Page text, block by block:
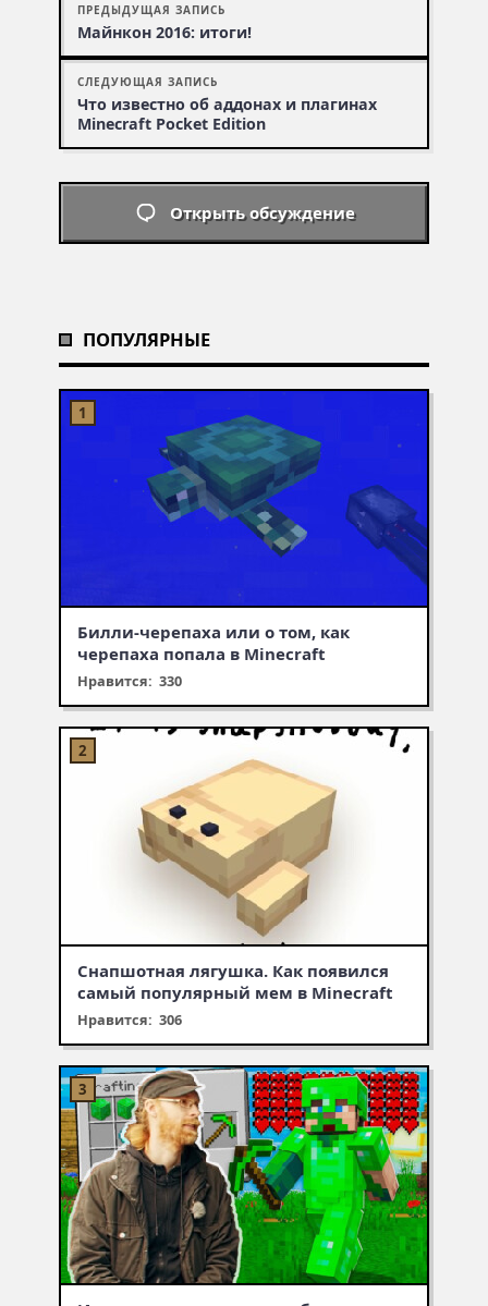
ПРЕДЫДУЩАЯ ЗАПИСЬ
Майнкон 2016: итоги!
СЛЕДУЮЩАЯ ЗАПИСЬ
Что известно об аддонах и плагинах
Minecraft Pocket Edition
Открыть обсуждение
ПОПУЛЯРНЫЕ
Билли-черепаха или о том, как
черепаха попала в Minecraft
Нравится: 330
Снапшотная лягушка. Как появился
самый популярный мем в Minecraft
Нравится: 306